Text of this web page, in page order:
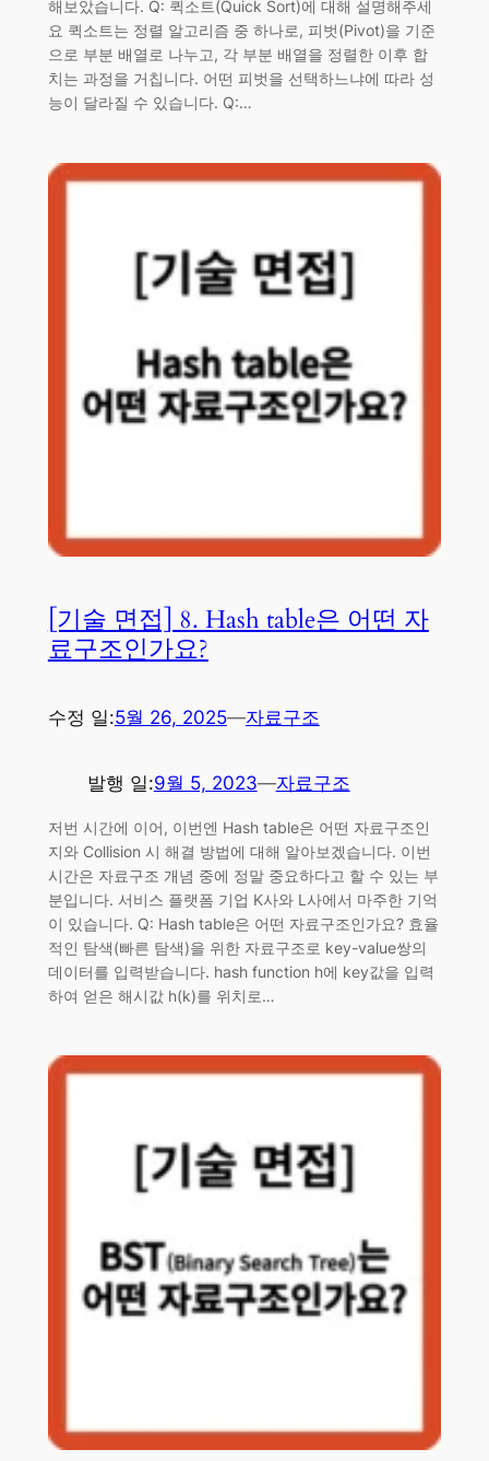
해보았습니다. Q: 퀵소트(Quick Sort)에 대해 설명해주세
요 퀵소트는 정렬 알고리즘 중 하나로, 피벗(Pivot)을 기준
으로 부분 배열로 나누고, 각 부분 배열을 정렬한 이후 합
치는 과정을 거칩니다. 어떤 피벗을 선택하느냐에 따라 성
능이 달라질 수 있습니다. Q:…
[기술 면접] 8. Hash table은 어떤 자
료구조인가요?
수정 일:5월 26, 2025—자료구조
발행 일:9월 5, 2023—자료구조
저번 시간에 이어, 이번엔 Hash table은 어떤 자료구조인
지와 Collision 시 해결 방법에 대해 알아보겠습니다. 이번
시간은 자료구조 개념 중에 정말 중요하다고 할 수 있는 부
분입니다. 서비스 플랫폼 기업 K사와 L사에서 마주한 기억
이 있습니다. Q: Hash table은 어떤 자료구조인가요? 효율
적인 탐색(빠른 탐색)을 위한 자료구조로 key-value쌍의
데이터를 입력받습니다. hash function h에 key값을 입력
하여 얻은 해시값 h(k)를 위치로…